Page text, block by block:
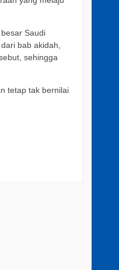
Saudi
bab akidah,
sehingga
tetap tak bernilai